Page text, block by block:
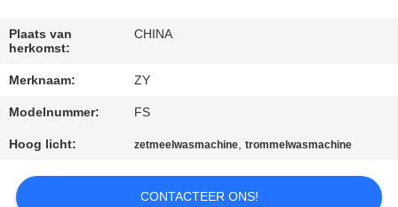
NIEUWS
VERZOEK
OM EEN
CITAAT
Plaats van
herkomst:
CHINA
Merknaam: ZY
Modelnummer: FS
Hoog licht: zetmeelwasmachine,trommelwasmachine
CONTACTEER ONS!